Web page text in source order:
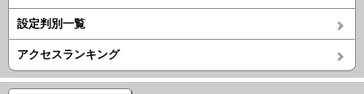
設定判別一覧
アクセスランキング